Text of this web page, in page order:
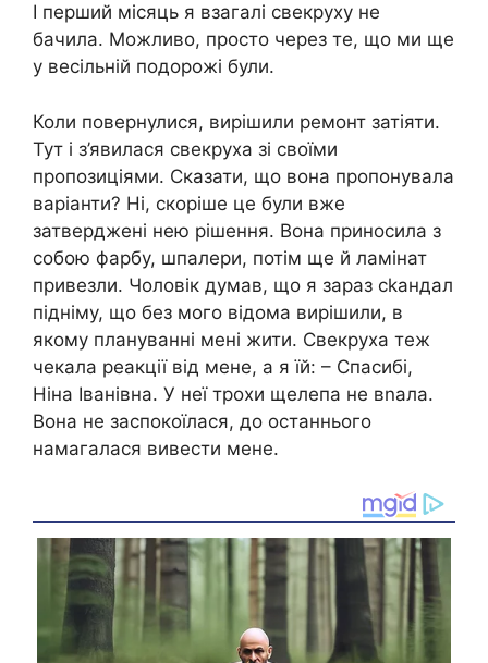
І перший місяць я взагалі свекруху не
бачила. Можливо, просто через те, що ми ще
у весільній подорожі були.
Коли повернулися, вирішили ремонт затіяти.
Тут і з’явилася свекруха зі своїми
пропозиціями. Сказати, що вона пропонувала
варіанти? Ні, скоріше це були вже
затверджені нею рішення. Вона приносила з
собою фарбу, шпалери, потім ще й ламінат
привезли. Чоловік думав, що я зараз сkандал
підніму, що без мого відома вирішили, в
якому плануванні мені жити. Свекруха теж
чекала реакції від мене, а я їй: – Спасибі,
Ніна Іванівна. У неї трохи щелепа не вnала.
Вона не заспокоїлася, до останнього
намагалася вивести мене.